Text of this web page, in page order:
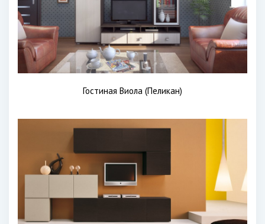
Гостиная Виола (Пеликан)